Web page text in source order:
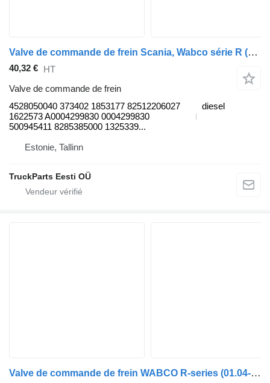
Valve de commande de frein Scania, Wabco série R (01.16-) 4528050040 pour tracteur routier Scania L,P,G,R,S-series (2016-)
40,32 € HT
Valve de commande de frein
4528050040 373402 1853177 82512206027
1622573 A0004299830 0004299830
500945411 8285385000 1325339...
diesel
Estonie, Tallinn
TruckParts Eesti OÜ
Valve de commande de frein WABCO R-series (01.04-) 4728800310 pour tracteur routier Scania P,G,R,T-series (2004-2017)